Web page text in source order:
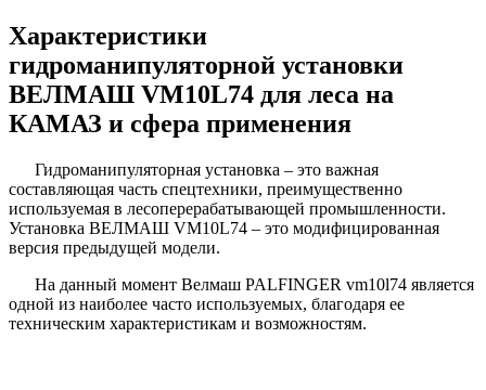
Характеристики
гидроманипуляторной установки
ВЕЛМАШ VM10L74 для леса на
КАМАЗ и сфера применения
Гидроманипуляторная установка – это важная
составляющая часть спецтехники, преимущественно
используемая в лесоперерабатывающей промышленности.
Установка ВЕЛМАШ VM10L74 – это модифицированная
версия предыдущей модели.
На данный момент Велмаш PALFINGER vm10l74 является
одной из наиболее часто используемых, благодаря ее
техническим характеристикам и возможностям.